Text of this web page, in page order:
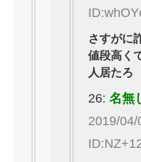
さすがに
値段高く
人居たろ
26:名無
2019/